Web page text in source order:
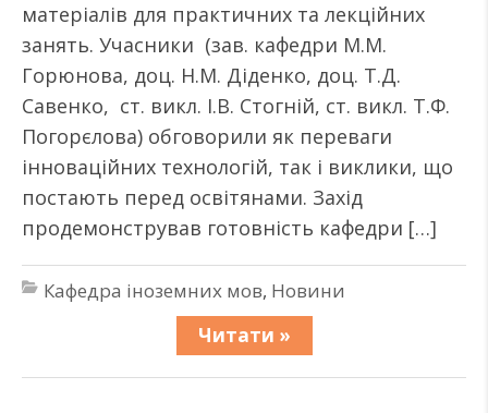
матеріалів для практичних та лекційних
занять. Учасники (зав. кафедри М.М.
Горюнова, доц. Н.М. Діденко, доц. Т.Д.
Савенко, ст. викл. І.В. Стогній, ст. викл. Т.Ф.
Погорєлова) обговорили як переваги
інноваційних технологій, так і виклики, що
постають перед освітянами. Захід
продемонстрував готовність кафедри […]
Кафедра іноземних мов, Новини
Читати »